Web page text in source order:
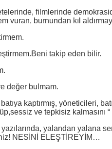
filmlerinde
vuran, burnundan kıl
takip eden bilir.
değer bulmam.
kaptırmış, yöneticileri,
ve tepkisiz kalmasını
yalandan yalana
NESİNİ ELEŞTİREYİM…